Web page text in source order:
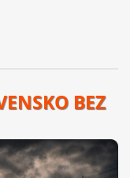
BEZ